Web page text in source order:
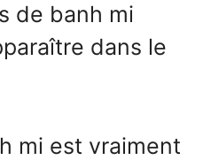
de banh mi
dans le
mi est vraiment